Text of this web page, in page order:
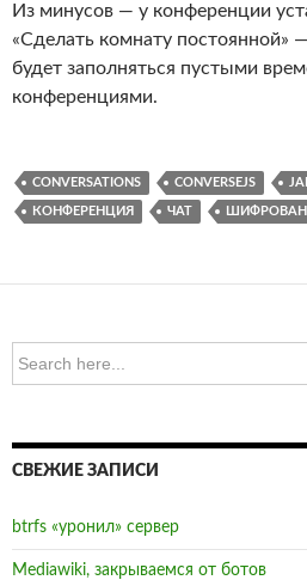
Из минусов — у конференции
«Сделать комнату постоянной»
будет заполняться пустыми
конференциями.
CONVERSATIONS CONVERSEJS
КОНФЕРЕНЦИЯ ЧАТ
for:
СВЕЖИЕ ЗАПИСИ
btrfs «уронил» сервер
Mediawiki, закрываемся от ботов